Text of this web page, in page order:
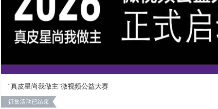
“真皮星尚我做主”微视频公益大赛
征集活动已结束